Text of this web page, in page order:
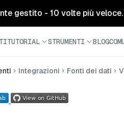
gestito - 10 volte più
TUTORIAL STRUMENTI BLOG
Integrazioni Fonti dei dati